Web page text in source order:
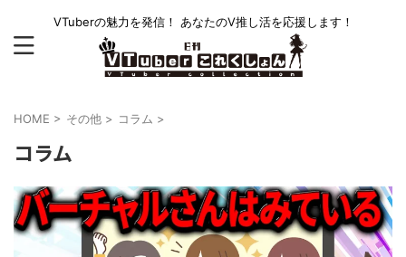
VTuberの魅力を発信！ あなたのV推し活を応援します！
HOME > その他 > コラム >
コラム